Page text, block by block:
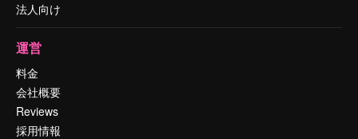
法人向け
運営
料金
会社概要
Reviews
採用情報